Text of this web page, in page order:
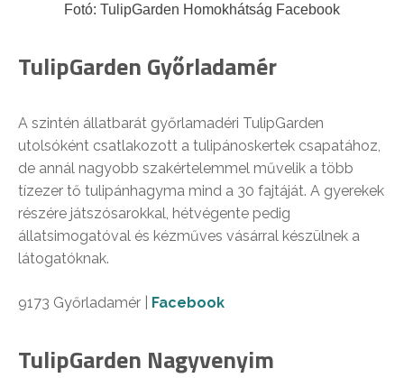
Fotó: TulipGarden Homokhátság Facebook
TulipGarden Győrladamér
A szintén állatbarát győrlamadéri TulipGarden
utolsóként csatlakozott a tulipánoskertek csapatához,
de annál nagyobb szakértelemmel művelik a több
tízezer tő tulipánhagyma mind a 30 fajtáját. A gyerekek
részére játszósarokkal, hétvégente pedig
állatsimogatóval és kézműves vásárral készülnek a
látogatóknak.
9173 Győrladamér | Facebook
TulipGarden Nagyvenyim